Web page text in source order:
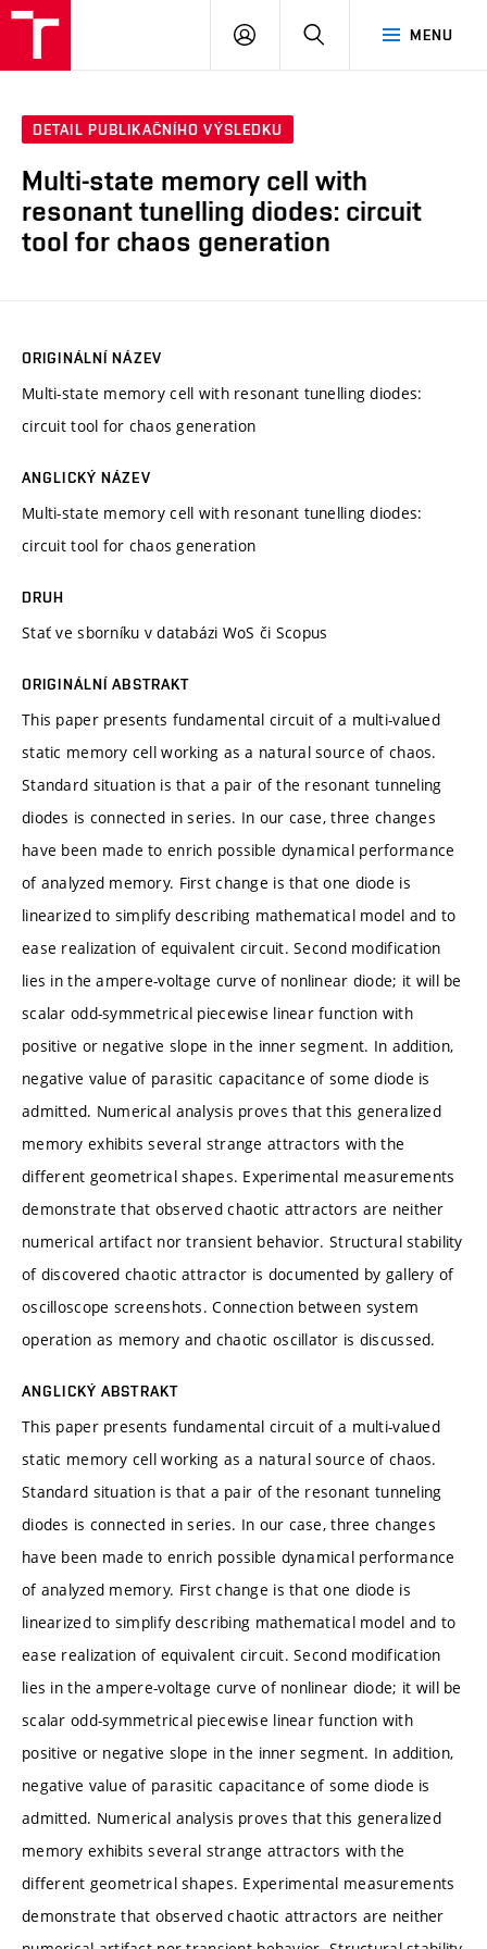
MENU
PŘIHLÁSIT
DETAIL PUBLIKAČNÍHO VÝSLEDKU
Multi-state memory cell with
resonant tunelling diodes: circuit
tool for chaos generation
ORIGINÁLNÍ NÁZEV
Multi-state memory cell with resonant tunelling diodes:
circuit tool for chaos generation
ANGLICKÝ NÁZEV
Multi-state memory cell with resonant tunelling diodes:
circuit tool for chaos generation
DRUH
Stať ve sborníku v databázi WoS či Scopus
ORIGINÁLNÍ ABSTRAKT
This paper presents fundamental circuit of a multi-valued
static memory cell working as a natural source of chaos.
Standard situation is that a pair of the resonant tunneling
diodes is connected in series. In our case, three changes
have been made to enrich possible dynamical performance
of analyzed memory. First change is that one diode is
linearized to simplify describing mathematical model and to
ease realization of equivalent circuit. Second modification
lies in the ampere-voltage curve of nonlinear diode; it will be
scalar odd-symmetrical piecewise linear function with
positive or negative slope in the inner segment. In addition,
negative value of parasitic capacitance of some diode is
admitted. Numerical analysis proves that this generalized
memory exhibits several strange attractors with the
different geometrical shapes. Experimental measurements
demonstrate that observed chaotic attractors are neither
numerical artifact nor transient behavior. Structural stability
of discovered chaotic attractor is documented by gallery of
oscilloscope screenshots. Connection between system
operation as memory and chaotic oscillator is discussed.
ANGLICKÝ ABSTRAKT
This paper presents fundamental circuit of a multi-valued
static memory cell working as a natural source of chaos.
Standard situation is that a pair of the resonant tunneling
diodes is connected in series. In our case, three changes
have been made to enrich possible dynamical performance
of analyzed memory. First change is that one diode is
linearized to simplify describing mathematical model and to
ease realization of equivalent circuit. Second modification
lies in the ampere-voltage curve of nonlinear diode; it will be
scalar odd-symmetrical piecewise linear function with
positive or negative slope in the inner segment. In addition,
negative value of parasitic capacitance of some diode is
admitted. Numerical analysis proves that this generalized
memory exhibits several strange attractors with the
different geometrical shapes. Experimental measurements
demonstrate that observed chaotic attractors are neither